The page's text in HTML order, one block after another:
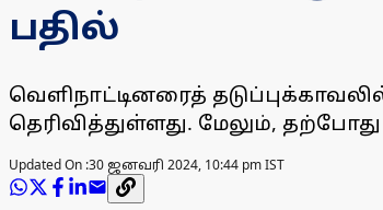
பதில்
வெளிநாட்டினரைத்
தெரிவித்துள்ளது. மேலும்,
Updated On :30 ஜனவரி 2024, 10:44 pm IST